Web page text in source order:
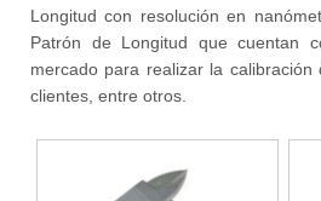
Longitud con resolución en
Patrón de Longitud que cuentan
mercado para realizar la
clientes, entre otros.